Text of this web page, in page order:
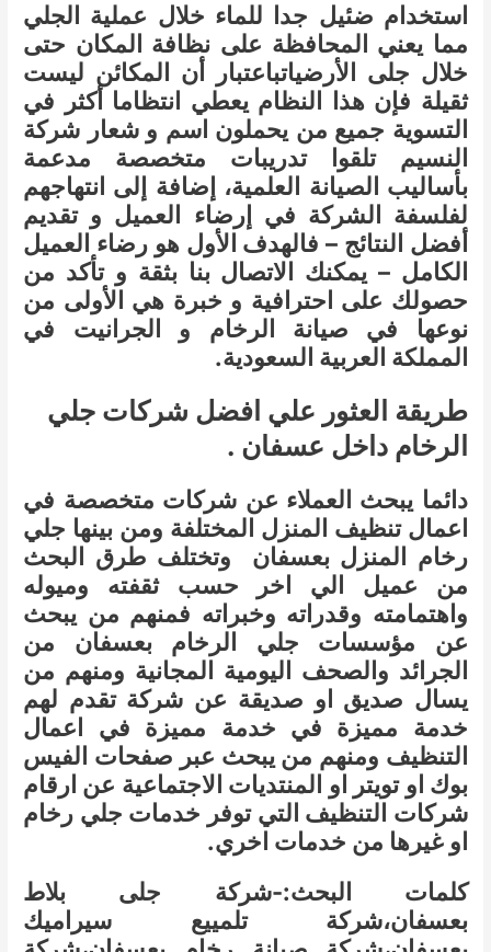
استخدام ضئيل جدا للماء خلال عملية الجلي
مما يعني المحافظة على نظافة المكان حتى
خلال جلى الأرضياتباعتبار أن المكائن ليست
ثقيلة فإن هذا النظام يعطي انتظاما أكثر في
التسوية جميع من يحملون اسم و شعار شركة
النسيم تلقوا تدريبات متخصصة مدعمة
بأساليب الصيانة العلمية، إضافة إلى انتهاجهم
لفلسفة الشركة في إرضاء العميل و تقديم
أفضل النتائج – فالهدف الأول هو رضاء العميل
الكامل – يمكنك الاتصال بنا بثقة و تأكد من
حصولك على احترافية و خبرة هي الأولى من
نوعها في صيانة الرخام و الجرانيت في
المملكة العربية السعودية.
طريقة العثور علي افضل شركات جلي
الرخام داخل عسفان .
دائما يبحث العملاء عن شركات متخصصة في
اعمال تنظيف المنزل المختلفة ومن بينها جلي
رخام المنزل بعسفان وتختلف طرق البحث
من عميل الي اخر حسب ثقفته وميوله
واهتمامته وقدراته وخبراته فمنهم من يبحث
عن مؤسسات جلي الرخام بعسفان من
الجرائد والصحف اليومية المجانية ومنهم من
يسال صديق او صديقة عن شركة تقدم لهم
خدمة مميزة في خدمة مميزة في اعمال
التنظيف ومنهم من يبحث عبر صفحات الفيس
بوك او تويتر او المنتديات الاجتماعية عن ارقام
شركات التنظيف التي توفر خدمات جلي رخام
او غيرها من خدمات اخري.
كلمات البحث:-شركة جلى بلاط
بعسفان،شركة تلمييع سيراميك